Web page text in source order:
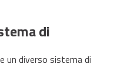
di
un diverso sistema di